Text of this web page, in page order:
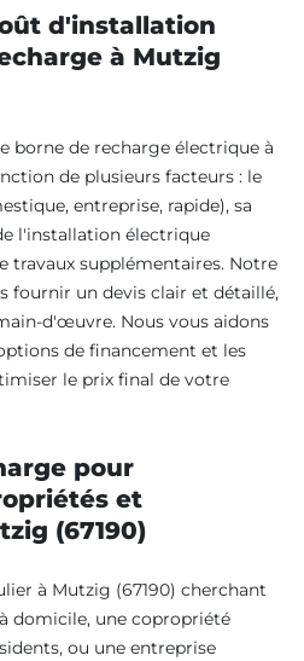
d'installation
à Mutzig
borne de recharge électrique à
de plusieurs facteurs : le
entreprise, rapide), sa
l'installation électrique
travaux supplémentaires. Notre
fournir un devis clair et détaillé,
d'œuvre. Nous vous aidons
de financement et les
le prix final de votre
pour
et
(67190)
à Mutzig (67190) cherchant
domicile, une copropriété
ou une entreprise